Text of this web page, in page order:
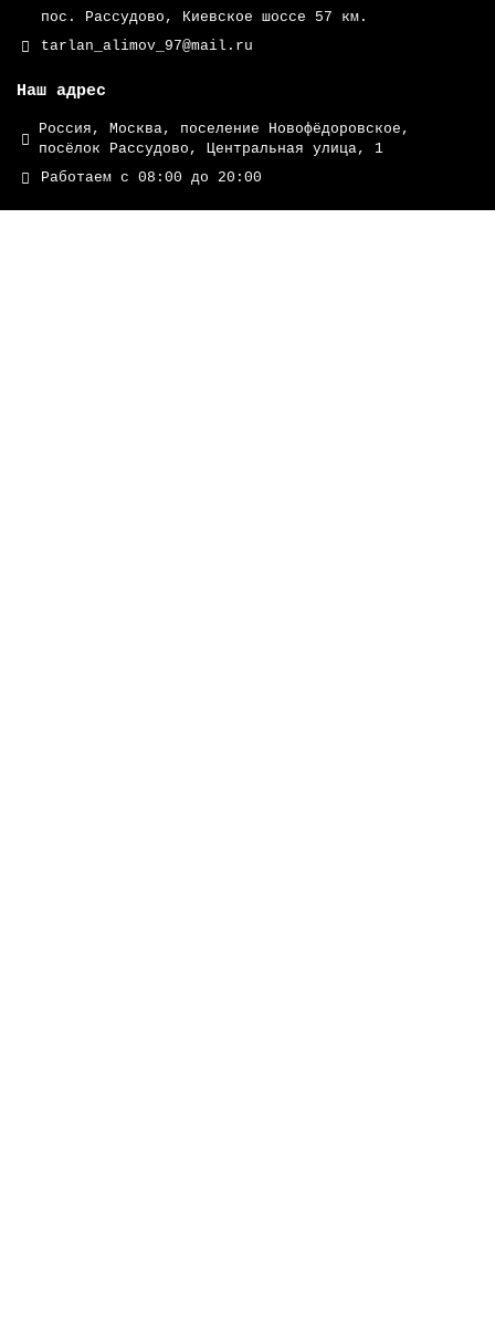
пос. Рассудово, Киевское шоссе 57 км.
tarlan_alimov_97@mail.ru
Наш адрес
Россия, Москва, поселение Новофёдоровское,
посёлок Рассудово, Центральная улица, 1
Работаем с 08:00 до 20:00